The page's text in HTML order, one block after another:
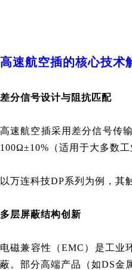
高速航空插的核心技术
差分信号设计与阻抗匹配
高速航空插采用差分信号传
100Ω±10%（适用于大多数
以万连科技DP系列为例，其
多层屏蔽结构创新
电磁兼容性（EMC）是工业
蔽。部分高端产品（如DS金